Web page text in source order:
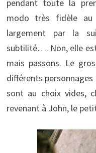
pendant toute la
modo très fidèle au
largement par la
subtilité…. Non, elle
mais passons. Le
différents
sont au choix vides,
revenant à John, le